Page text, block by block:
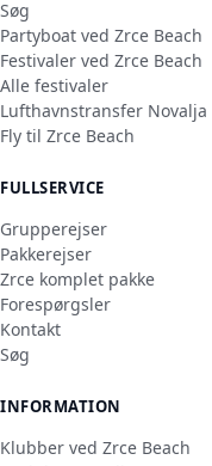
Søg
Partyboat ved Zrce Beach
Festivaler ved Zrce Beach
Alle festivaler
Lufthavnstransfer Novalja
Fly til Zrce Beach
FULLSERVICE
Grupperejser
Pakkerejser
Zrce komplet pakke
Forespørgsler
Kontakt
Søg
INFORMATION
Klubber ved Zrce Beach